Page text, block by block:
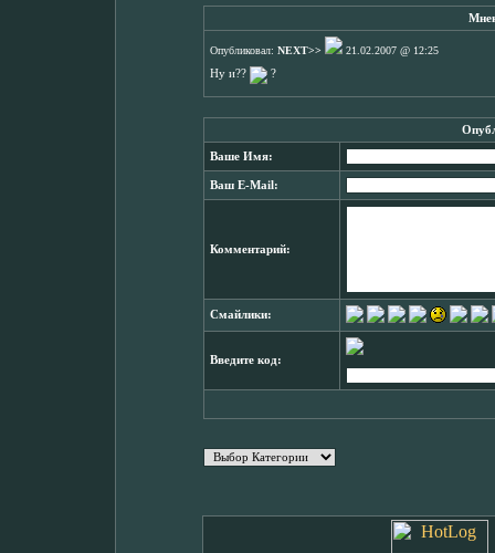
Опубликовал: NEXT>>
21.02.2007 @ 12:25
Ну и??
?
Ваше Имя:
Ваш E-Mail:
Комментарий:
Смайлики:
Введите код: